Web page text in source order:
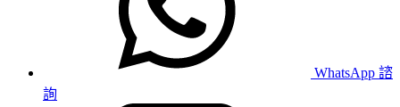
WhatsApp 諮
詢